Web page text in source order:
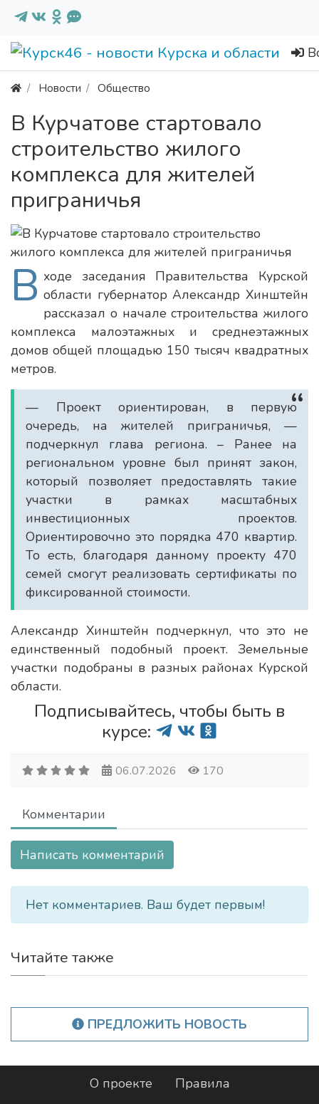
Новости Общество
В Курчатове стартовало
строительство жилого
комплекса для жителей
приграничья
В ходе заседания Правительства Курской
области губернатор Александр Хинштейн
рассказал о начале строительства жилого
комплекса малоэтажных и среднеэтажных
домов общей площадью 150 тысяч квадратных
метров.
— Проект ориентирован, в первую
очередь, на жителей приграничья, —
подчеркнул глава региона. – Ранее на
региональном уровне был принят закон,
который позволяет предоставлять такие
участки в рамках масштабных
инвестиционных проектов.
Ориентировочно это порядка 470 квартир.
То есть, благодаря данному проекту 470
семей смогут реализовать сертификаты по
фиксированной стоимости.
Александр Хинштейн подчеркнул, что это не
единственный подобный проект. Земельные
участки подобраны в разных районах Курской
области.
Подписывайтесь, чтобы быть в
курсе:
06.07.2026 170
Комментарии
Написать комментарий
Нет комментариев. Ваш будет первым!
Читайте также
ПРЕДЛОЖИТЬ НОВОСТЬ
О проекте
Правила